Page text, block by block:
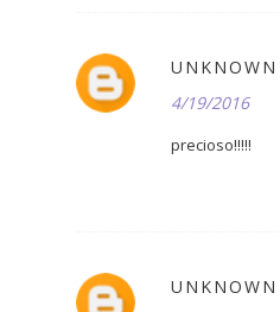
UNKNOWN
4/19/2016
precioso!!!!!
UNKNOWN